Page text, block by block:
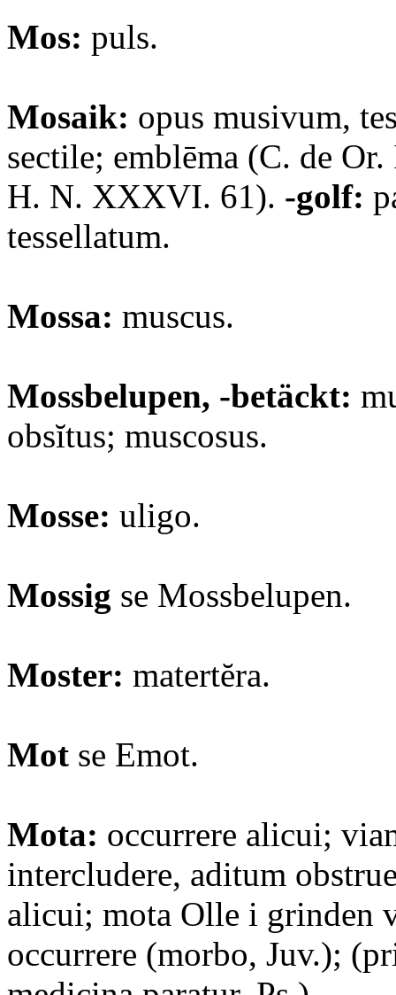
Mos: puls.
Mosaik: opus musivum,
sectile; emblēma (C. de
H. N. XXXVI. 61). -golf:
tessellatum.
Mossa: muscus.
Mossbelupen, -betäckt:
obsĭtus; muscosus.
Mosse: uligo.
Mossig se Mossbelupen.
Moster: matertĕra.
Mot se Emot.
Mota: occurrere alicui;
intercludere, aditum
alicui; mota Olle i grinden
occurrere (morbo, Juv.);